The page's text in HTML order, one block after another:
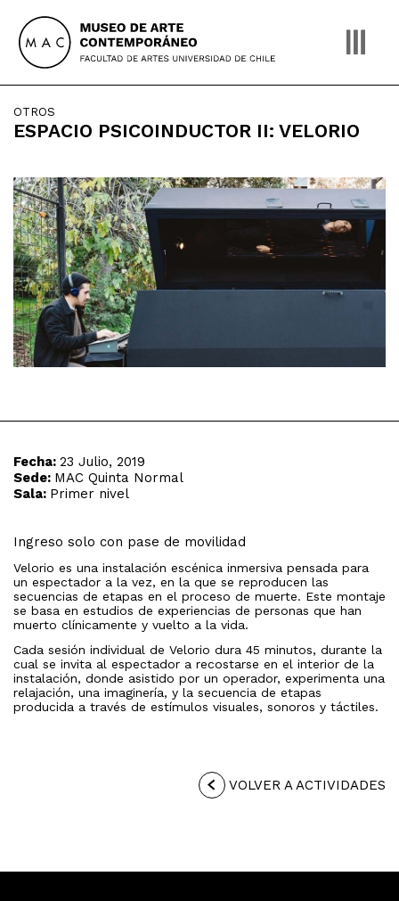
content
OTROS
ESPACIO PSICOINDUCTOR II: VELORIO
Fecha: 23 Julio, 2019
Sede: MAC Quinta Normal
Sala: Primer nivel
Ingreso solo con pase de movilidad
Velorio es una instalación escénica inmersiva pensada para
un espectador a la vez, en la que se reproducen las
secuencias de etapas en el proceso de muerte. Este montaje
se basa en estudios de experiencias de personas que han
muerto clínicamente y vuelto a la vida.
Cada sesión individual de Velorio dura 45 minutos, durante la
cual se invita al espectador a recostarse en el interior de la
instalación, donde asistido por un operador, experimenta una
relajación, una imaginería, y la secuencia de etapas
producida a través de estímulos visuales, sonoros y táctiles.
VOLVER A ACTIVIDADES